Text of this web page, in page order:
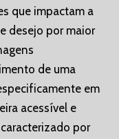
que impactam a
desejo por maior
de uma
em
acessível e
por